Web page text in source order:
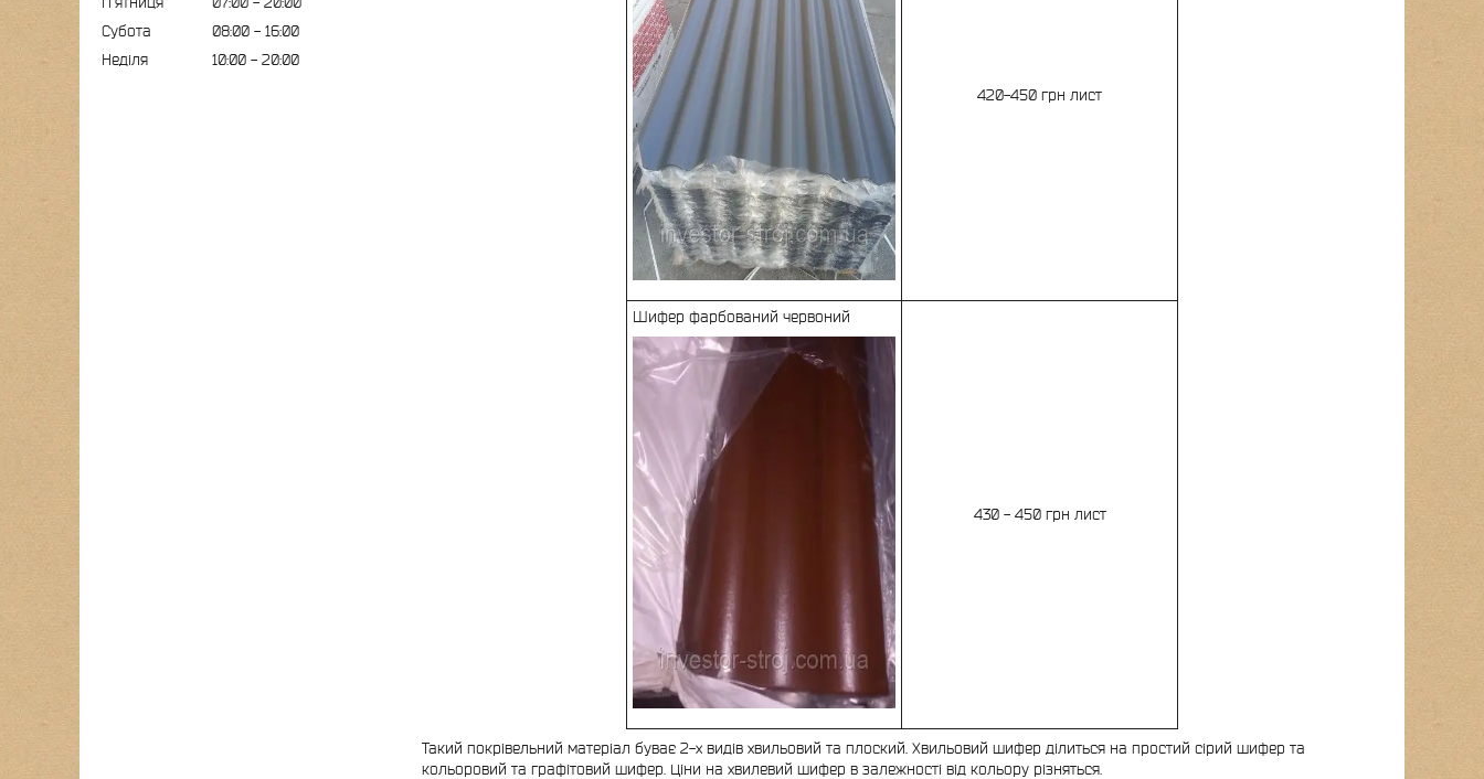
420-450 грн лист
Шифер фарбований червоний
430 - 450 грн лист
Такий покрівельний матеріал буває 2-х видів хвильовий та плоский. Хвильовий шифер ділиться на простий сірий шифер та
кольоровий та графітовий шифер. Ціни на хвилевий шифер в залежності від кольору різняться.
Субота
08:00
16:00
Неділя
10:00 20:00